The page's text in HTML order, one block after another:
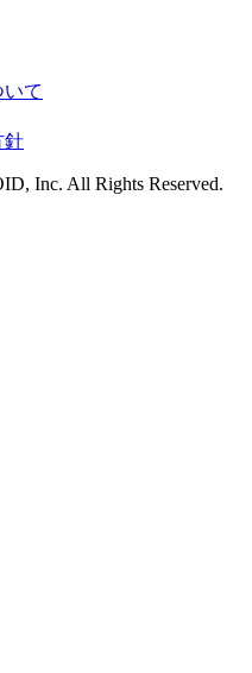
て
針
Inc. All Rights Reserved.